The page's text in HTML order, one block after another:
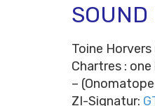
Toine
Chartres :
–
ZI-Signatur: